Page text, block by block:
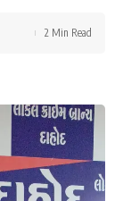
2 Min Read